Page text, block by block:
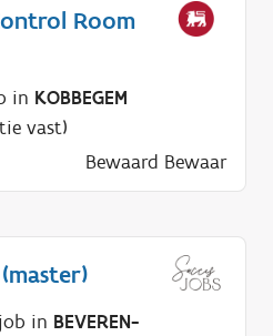
Room
in KOBBEGEM
vast)
Bewaard Bewaar
in BEVEREN-